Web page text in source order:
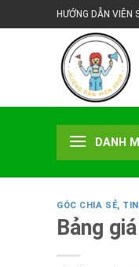
đến
HƯỚNG DẪN VIÊN
DANH
GÓC CHIA SẺ,
Bảng